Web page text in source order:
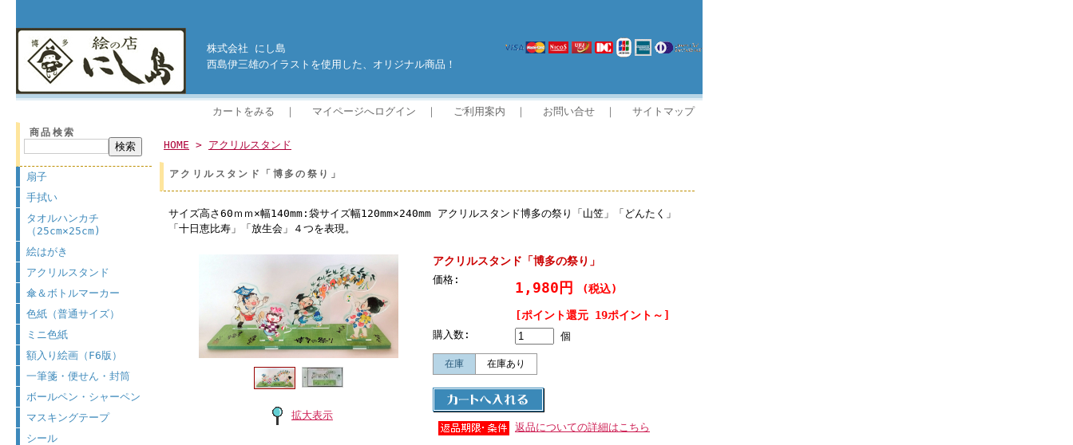
株式会社 にし島
西島伊三雄のイラストを使用した、オリジナル商品！
カートをみる ｜ マイページへログイン ｜ ご利用案内 ｜ お問い合せ ｜ サイトマップ
商品検索
扇子
手拭い
タオルハンカチ
（25cm×25cm)
絵はがき
アクリルスタンド
傘＆ボトルマーカー
色紙（普通サイズ）
ミニ色紙
額入り絵画（F6版）
一筆箋・便せん・封筒
ボールペン・シャーペン
マスキングテープ
シール
HOME > アクリルスタンド
アクリルスタンド「博多の祭り」
サイズ高さ60ｍｍ×幅140mm:袋サイズ幅120mm×240mm アクリルスタンド博多の祭り「山笠」「どんたく」
「十日恵比寿」「放生会」４つを表現。
拡大表示
アクリルスタンド「博多の祭り」
価格: 1,980円 (税込)
[ポイント還元 19ポイント～]
購入数: 個
在庫 在庫あり
返品についての詳細はこちら